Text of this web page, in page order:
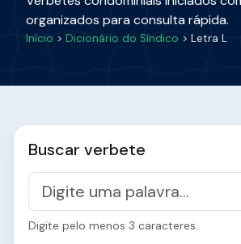
organizados para consulta rápida.
Início > Dicionário do Síndico > Letra L
Buscar verbete
Digite pelo menos 3 caracteres.